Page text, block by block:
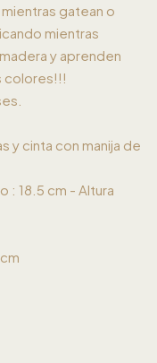
gatean o
mientras
y aprenden
colores!!!
y cinta con manija de
: 18.5 cm - Altura